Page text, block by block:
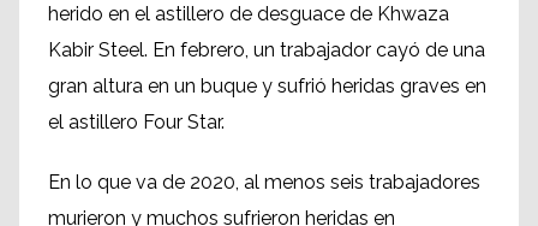
herido en el astillero de desguace de Khwaza
Kabir Steel. En febrero, un trabajador cayó de una
gran altura en un buque y sufrió heridas graves en
el astillero Four Star.
En lo que va de 2020, al menos seis trabajadores
murieron y muchos sufrieron heridas en